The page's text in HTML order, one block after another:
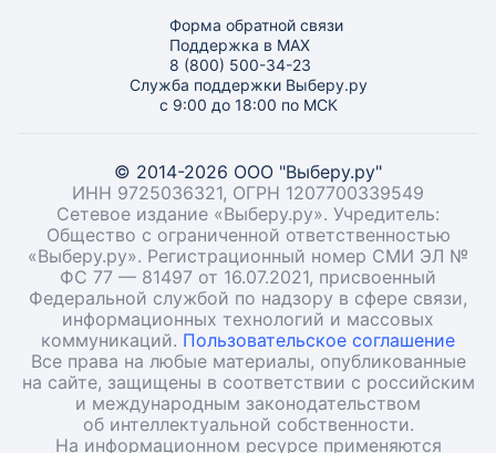
Форма обратной связи
Поддержка в MAX
8 (800) 500-34-23
Служба поддержки Выберу.ру
с 9:00 до 18:00 по МСК
© 2014-2026 ООО "Выберу.ру"
ИНН 9725036321, ОГРН 1207700339549
Сетевое издание «Выберу.ру». Учредитель:
Общество с ограниченной ответственностью
«Выберу.ру». Регистрационный номер СМИ ЭЛ №
ФС 77 — 81497 от 16.07.2021, присвоенный
Федеральной службой по надзору в сфере связи,
информационных технологий и массовых
коммуникаций. Пользовательское соглашение
Все права на любые материалы, опубликованные
на сайте, защищены в соответствии с российским
и международным законодательством
об интеллектуальной собственности.
На информационном ресурсе применяются